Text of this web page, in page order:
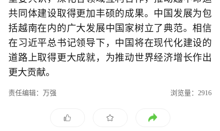
共同体建设取得更加丰硕的成果。中国发展为包
括越南在内的广大发展中国家树立了典范。相信
在习近平总书记领导下，中国将在现代化建设的
道路上取得更大成就，为推动世界经济增长作出
更大贡献。
责任编辑：万强 浏览量：2916